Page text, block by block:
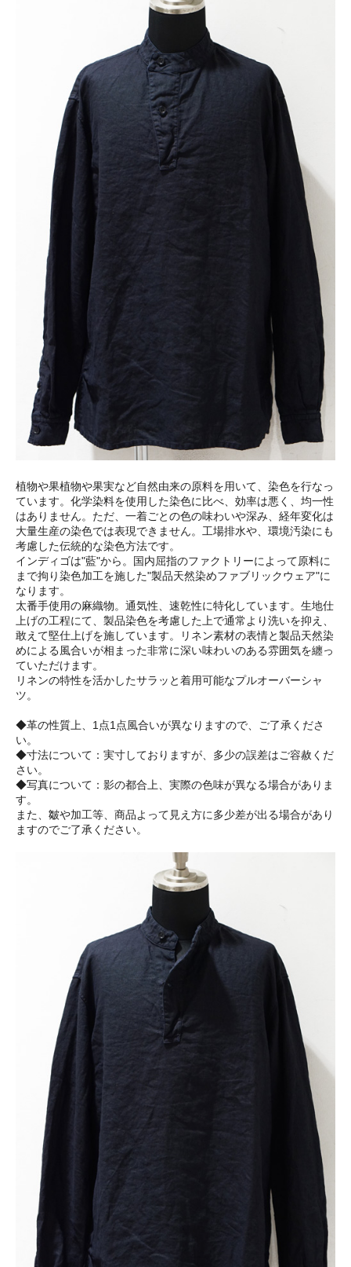
植物や果植物や果実など自然由来の原料を用いて、染色を行なっ
ています。化学染料を使用した染色に比べ、効率は悪く、均一性
はありません。ただ、一着ごとの色の味わいや深み、経年変化は
大量生産の染色では表現できません。工場排水や、環境汚染にも
考慮した伝統的な染色方法です。
インディゴは"藍"から。国内屈指のファクトリーによって原料に
まで拘り染色加工を施した"製品天然染めファブリックウェア"に
なります。
太番手使用の麻織物。通気性、速乾性に特化しています。生地仕
上げの工程にて、製品染色を考慮した上で通常より洗いを抑え、
敢えて堅仕上げを施しています。リネン素材の表情と製品天然染
めによる風合いが相まった非常に深い味わいのある雰囲気を纏っ
ていただけます。
リネンの特性を活かしたサラッと着用可能なプルオーバーシャ
ツ。
◆革の性質上、1点1点風合いが異なりますので、ご了承くださ
い。
◆寸法について：実寸しておりますが、多少の誤差はご容赦くだ
さい。
◆写真について：影の都合上、実際の色味が異なる場合がありま
す。
また、皺や加工等、商品よって見え方に多少差が出る場合があり
ますのでご了承ください。